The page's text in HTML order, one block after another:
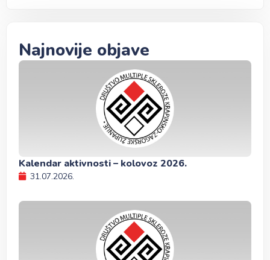
Najnovije objave
Kalendar aktivnosti – kolovoz 2026.
31.07.2026.